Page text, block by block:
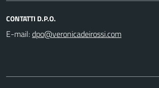
CONTATTI D.P.O.
E-mail: